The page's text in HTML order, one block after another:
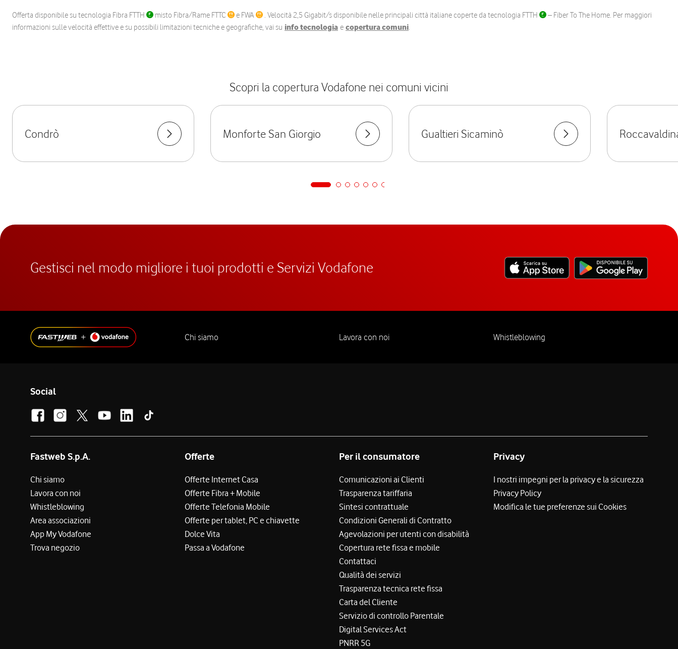
Offerta disponibile su tecnologia Fibra FTTH misto Fibra/Rame FTTC e FWA . Velocità 2,5 Gigabit/s disponibile nelle principali città italiane coperte da tecnologia FTTH
– Fiber To The Home. Per maggiori
informazioni sulle velocità effettive e su possibili limitazioni tecniche e geografiche, vai su info tecnologia e copertura comuni.
Scopri la copertura Vodafone nei comuni vicini
Condrò Monforte San Giorgio Gualtieri Sicaminò
Gestisci nel modo migliore i tuoi prodotti e Servizi Vodafone
Chi siamo Lavora con noi Whistleblowing
Social
Fastweb S.p.A.
Chi siamo
Lavora con noi
Whistleblowing
Area associazioni
App My Vodafone
Trova negozio
Offerte
Offerte Internet Casa
Offerte Fibra + Mobile
Offerte Telefonia Mobile
Offerte per tablet, PC e chiavette
Dolce Vita
Passa a Vodafone
Per il consumatore
Comunicazioni ai Clienti
Trasparenza tariffaria
Sintesi contrattuale
Condizioni Generali di Contratto
Agevolazioni per utenti con disabilità
Copertura rete fissa e mobile
Contattaci
Qualità dei servizi
Trasparenza tecnica rete fissa
Carta del Cliente
Servizio di controllo Parentale
Digital Services Act
PNRR 5G
Privacy
I nostri impegni per la privacy e la sicurezza
Privacy Policy
Modifica le tue preferenze sui Cookies